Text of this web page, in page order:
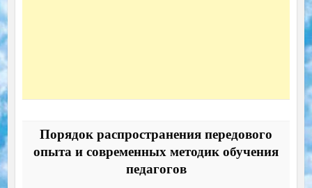
Порядок распространения передового
опыта и современных методик обучения
педагогов